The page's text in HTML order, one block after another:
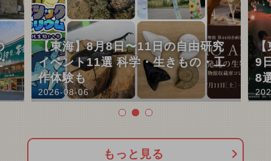
【東海】8月8日〜11日の自由研究
イベント11選 科学・生きもの・工
作体験も
2026-08-06
【
9
8
もっと見る